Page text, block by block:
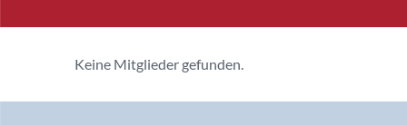
Keine Mitglieder gefunden.